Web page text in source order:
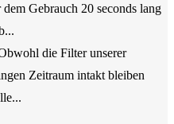
Gebrauch 20 seconds lang
die Filter unserer
Zeitraum intakt bleiben